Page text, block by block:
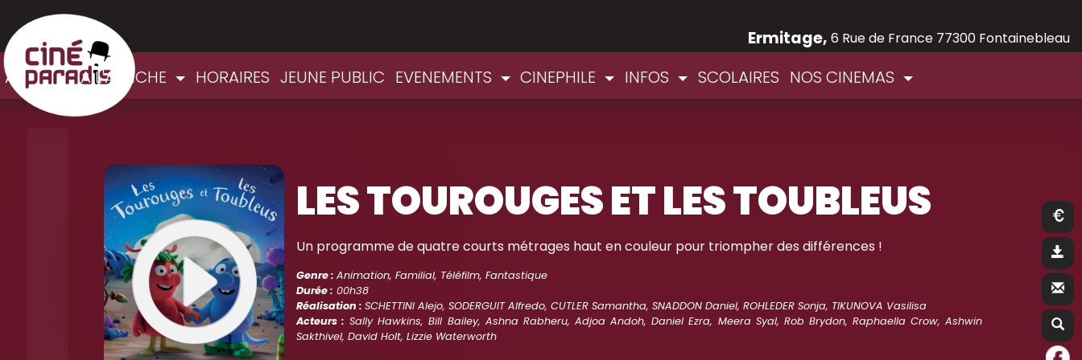
Ermitage, 6 Rue de France 77300 Fontainebleau
ACCUEIL A L'AFFICHE HORAIRES JEUNE PUBLIC EVENEMENTS CINEPHILE INFOS SCOLAIRES NOS CINEMAS
LES TOUROUGES ET LES TOUBLEUS
Un programme de quatre courts métrages haut en couleur pour triompher des différences !
Genre : Animation, Familial, Téléfilm, Fantastique
Durée : 00h38
Réalisation : SCHETTINI Alejo, SODERGUIT Alfredo, CUTLER Samantha, SNADDON Daniel, ROHLEDER Sonja, TIKUNOVA Vasilisa
Acteurs : Sally Hawkins, Bill Bailey, Ashna Rabheru, Adjoa Andoh, Daniel Ezra, Meera Syal, Rob Brydon, Raphaella Crow, Ashwin
Sakthivel, David Holt, Lizzie Waterworth